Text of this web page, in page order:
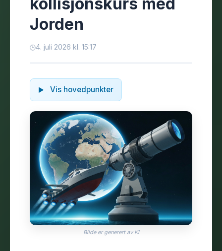
Jorden
4. juli 2026 kl. 15:17
Vis hovedpunkter
Bilde er generert av KI